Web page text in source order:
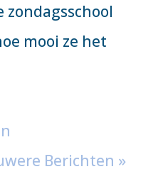
zondagsschool
mooi ze het
Berichten »